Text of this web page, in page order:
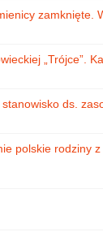
zamknięte.
„Trójce”.
stanowisko ds.
polskie rodziny